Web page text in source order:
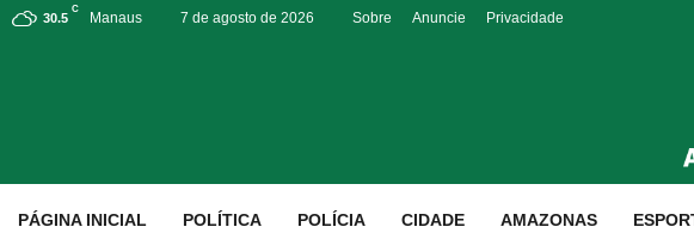
30.5
C
Manaus 7 de agosto de 2026 Sobre Anuncie Privacidade
PÁGINA INICIAL POLÍTICA POLÍCIA CIDADE AMAZONAS